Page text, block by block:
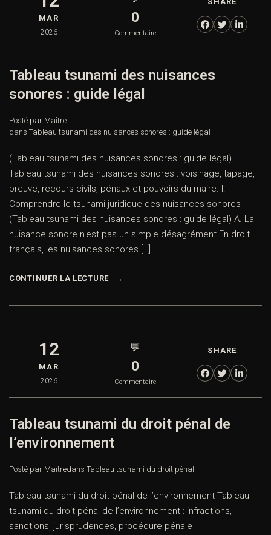
MAR
2026
0
Commentaire
Tableau tsunami des nuisances
sonores : guide légal
Posté par Maître
dans Tableau tsunami des nuisances sonores : guide légal
(Tableau tsunami des nuisances sonores : guide légal)
Tableau tsunami des nuisances sonores : voisinage, tapage,
preuve, recours civils, pénaux et pouvoirs du maire. I.
Comprendre le tsunami juridique des nuisances sonores
(Tableau tsunami des nuisances sonores : guide légal) A. La
nuisance sonore n’est pas un simple désagrément En droit
français, les nuisances sonores […]
CONTINUER LA LECTURE
12
MAR
2026
💬
0
Commentaire
SHARE
Tableau tsunami du droit pénal de
l’environnement
Posté par Maîtredans Tableau tsunami du droit pénal
Tableau tsunami du droit pénal de l’environnement Tableau
tsunami du droit pénal de l’environnement : infractions,
sanctions, jurisprudences, procédure pénale